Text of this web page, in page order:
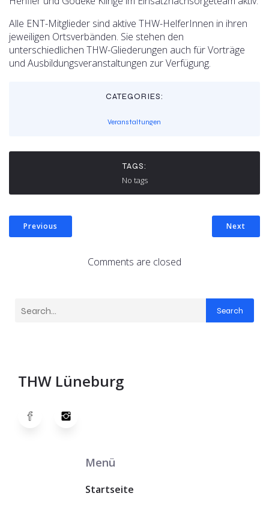
Alle ENT-Mitglieder sind aktive THW-HelferInnen in ihren
jeweiligen Ortsverbänden. Sie stehen den
unterschiedlichen THW-Gliederungen auch für Vorträge
und Ausbildungsveranstaltungen zur Verfügung.
CATEGORIES:
Veranstaltungen
TAGS:
No tags
Previous Next
Comments are closed
Search
THW Lüneburg
Menü
Startseite